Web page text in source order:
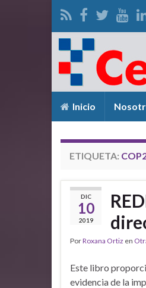
Inicio
ETIQUETA:
DIC
10
2019
PorRoxana Ortiz en
Este libro
evidencia de la